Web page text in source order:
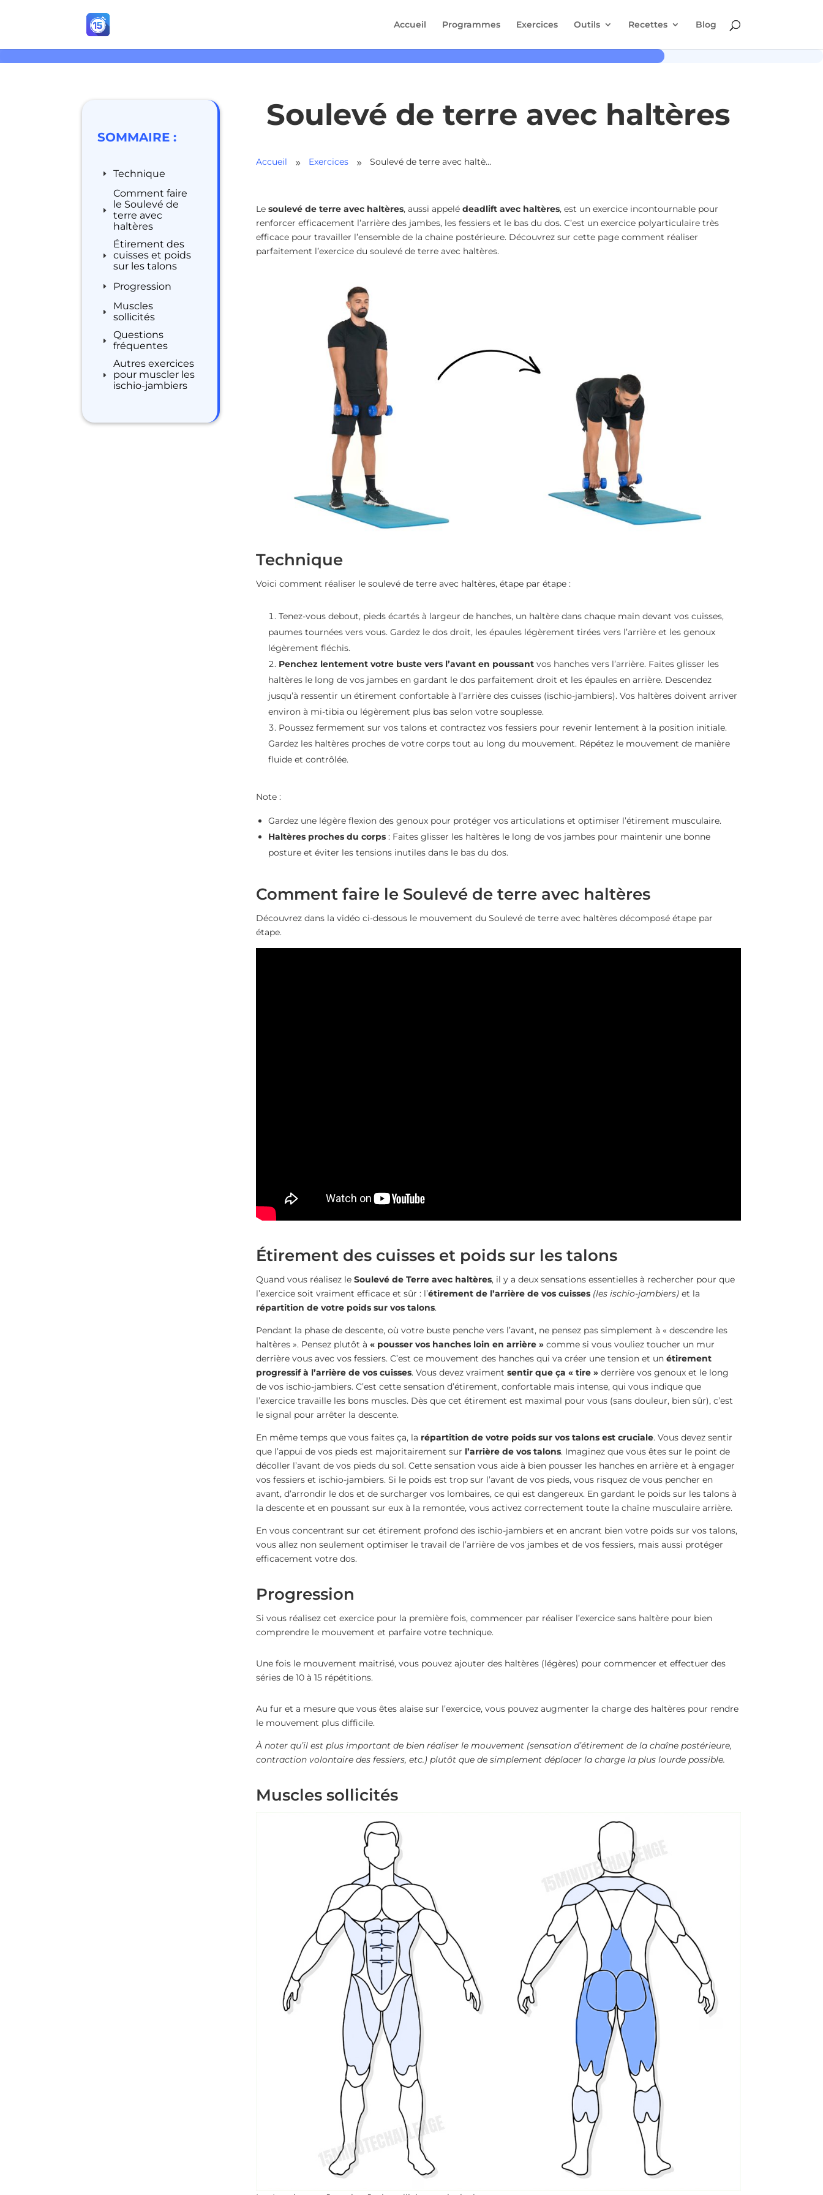
Accueil Programmes Exercices Outils Recettes Blog
SOMMAIRE :
Technique
Comment faire
le Soulevé de
terre avec
haltères
Étirement des
cuisses et poids
sur les talons
Progression
Muscles
sollicités
Questions
fréquentes
Autres exercices
pour muscler les
ischio-jambiers
Soulevé de terre avec haltères
Accueil 9 Exercices 9 Soulevé de terre avec haltères
Le soulevé de terre avec haltères, aussi appelé deadlift avec haltères, est un exercice incontournable pour
renforcer efficacement l’arrière des jambes, les fessiers et le bas du dos. C’est un exercice polyarticulaire très
efficace pour travailler l’ensemble de la chaine postérieure. Découvrez sur cette page comment réaliser
parfaitement l’exercice du soulevé de terre avec haltères.
Technique
Voici comment réaliser le soulevé de terre avec haltères, étape par étape :
Tenez-vous debout, pieds écartés à largeur de hanches, un haltère dans chaque main devant vos cuisses,
paumes tournées vers vous. Gardez le dos droit, les épaules légèrement tirées vers l’arrière et les genoux
légèrement fléchis.
Penchez lentement votre buste vers l’avant en poussant vos hanches vers l’arrière. Faites glisser les
haltères le long de vos jambes en gardant le dos parfaitement droit et les épaules en arrière. Descendez
jusqu’à ressentir un étirement confortable à l’arrière des cuisses (ischio-jambiers). Vos haltères doivent arriver
environ à mi-tibia ou légèrement plus bas selon votre souplesse.
Poussez fermement sur vos talons et contractez vos fessiers pour revenir lentement à la position initiale.
Gardez les haltères proches de votre corps tout au long du mouvement. Répétez le mouvement de manière
fluide et contrôlée.
Note :
Gardez une légère flexion des genoux pour protéger vos articulations et optimiser l’étirement musculaire.
Haltères proches du corps: Faites glisser les haltères le long de vos jambes pour maintenir une bonne
posture et éviter les tensions inutiles dans le bas du dos.
Comment faire le Soulevé de terre avec haltères
Découvrez dans la vidéo ci-dessous le mouvement du Soulevé de terre avec haltères décomposé étape par
étape.
Étirement des cuisses et poids sur les talons
Quand vous réalisez le Soulevé de Terre avec haltères, il y a deux sensations essentielles à rechercher pour que
l’exercice soit vraiment efficace et sûr : l’étirement de l’arrière de vos cuisses (les ischio-jambiers)et la
répartition de votre poids sur vos talons.
Pendant la phase de descente, où votre buste penche vers l’avant, ne pensez pas simplement à « descendre les
haltères ». Pensez plutôt à « pousser vos hanches loin en arrière »comme si vous vouliez toucher un mur
derrière vous avec vos fessiers. C’est ce mouvement des hanches qui va créer une tension et un étirement
progressif à l’arrière de vos cuisses. Vous devez vraiment sentir que ça « tire »derrière vos genoux et le long
de vos ischio-jambiers. C’est cette sensation d’étirement, confortable mais intense, qui vous indique que
l’exercice travaille les bons muscles. Dès que cet étirement est maximal pour vous (sans douleur, bien sûr), c’est
le signal pour arrêter la descente.
En même temps que vous faites ça, la répartition de votre poids sur vos talons est cruciale. Vous devez sentir
que l’appui de vos pieds est majoritairement sur l’arrière de vos talons. Imaginez que vous êtes sur le point de
décoller l’avant de vos pieds du sol. Cette sensation vous aide à bien pousser les hanches en arrière et à engager
vos fessiers et ischio-jambiers. Si le poids est trop sur l’avant de vos pieds, vous risquez de vous pencher en
avant, d’arrondir le dos et de surcharger vos lombaires, ce qui est dangereux. En gardant le poids sur les talons à
la descente et en poussant sur eux à la remontée, vous activez correctement toute la chaîne musculaire arrière.
En vous concentrant sur cet étirement profond des ischio-jambiers et en ancrant bien votre poids sur vos talons,
vous allez non seulement optimiser le travail de l’arrière de vos jambes et de vos fessiers, mais aussi protéger
efficacement votre dos.
Progression
Si vous réalisez cet exercice pour la première fois, commencer par réaliser l’exercice sans haltère pour bien
comprendre le mouvement et parfaire votre technique.
Une fois le mouvement maitrisé, vous pouvez ajouter des haltères (légères) pour commencer et effectuer des
séries de 10 à 15 répétitions.
Au fur et a mesure que vous êtes alaise sur l’exercice, vous pouvez augmenter la charge des haltères pour rendre
le mouvement plus difficile.
À noter qu’il est plus important de bien réaliser le mouvement (sensation d’étirement de la chaîne postérieure,
contraction volontaire des fessiers, etc.) plutôt que de simplement déplacer la charge la plus lourde possible.
Muscles sollicités